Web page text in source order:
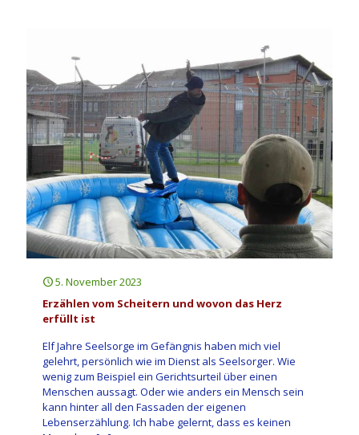
5. November 2023
Erzählen vom Scheitern und wovon das Herz
erfüllt ist
Elf Jahre Seelsorge im Gefängnis haben mich viel
gelehrt, persönlich wie im Dienst als Seelsorger. Wie
wenig zum Beispiel ein Gerichtsurteil über einen
Menschen aussagt. Oder wie anders ein Mensch sein
kann hinter all den Fassaden der eigenen
Lebenserzählung. Ich habe gelernt, dass es keinen